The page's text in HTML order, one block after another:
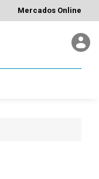
Mercados Online